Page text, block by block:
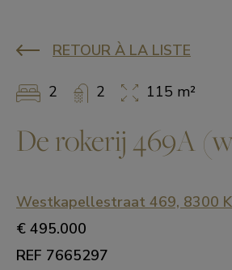
RETOUR À LA LISTE
2 2 115 m²
De rokerij 469A
Westkapellestraat 469, 8300
€ 495.000
REF 7665297